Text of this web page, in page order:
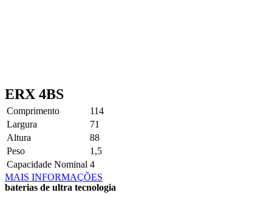
ERX 4BS
Comprimento
114
Largura
71
Altura
88
Peso
1,5
Capacidade Nominal 4
MAIS INFORMAÇÕES
baterias de ultra tecnologia